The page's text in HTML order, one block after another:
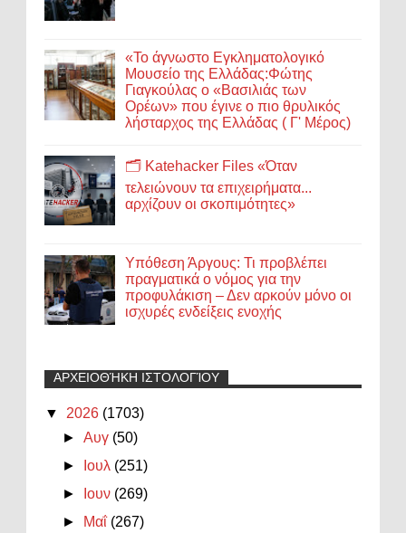
«Το άγνωστο Εγκληματολογικό
Μουσείο της Ελλάδας:Φώτης
Γιαγκούλας ο «Βασιλιάς των
Ορέων» που έγινε ο πιο θρυλικός
λήσταρχος της Ελλάδας ( Γ' Μέρος)
🗂️ Katehacker Files «Όταν
τελειώνουν τα επιχειρήματα...
αρχίζουν οι σκοπιμότητες»
Υπόθεση Άργους: Τι προβλέπει
πραγματικά ο νόμος για την
προφυλάκιση – Δεν αρκούν μόνο οι
ισχυρές ενδείξεις ενοχής
ΑΡΧΕΙΟΘΉΚΗ ΙΣΤΟΛΟΓΊΟΥ
▼ 2026 (1703)
►Αυγ (50)
►
Ιουλ (251)
►
Ιουν (269)
►
Μαΐ (267)